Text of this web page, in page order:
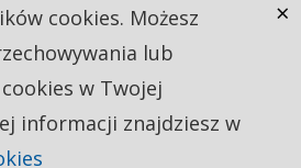
cookies. Możesz
lub
w Twojej
informacji znajdziesz w
×